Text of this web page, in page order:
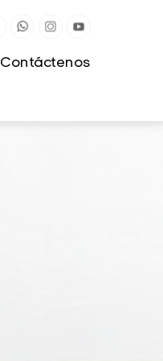
Contáctenos